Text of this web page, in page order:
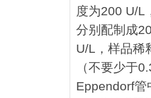
度为200 U/L
分别配制成
U/L，样品稀
（不要少于
Eppendorf管